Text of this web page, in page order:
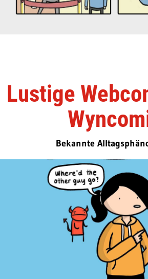
Lustige
Bekannte